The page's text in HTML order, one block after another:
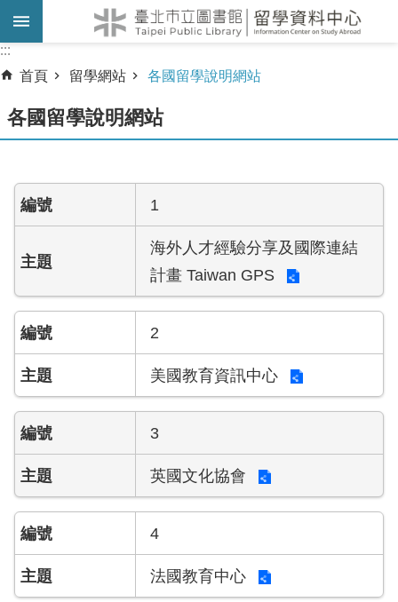
跳到主要內容區塊
:::
:::
首頁
留學網站 各國留學說明網站
各國留學說明網站
1
海外人才經驗分享及國際連結
計畫 Taiwan GPS
2
美國教育資訊中心
3
英國文化協會
4
法國教育中心